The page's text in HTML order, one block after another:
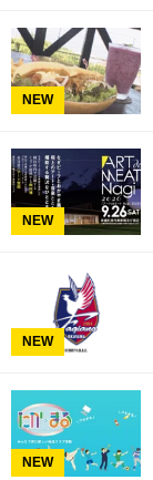
NEW
NEW
NEW
NEW